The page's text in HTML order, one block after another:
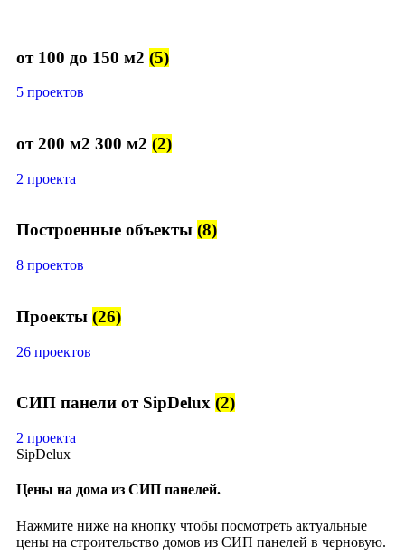
от 100 до 150 м2 (5)
5 проектов
от 200 м2 300 м2 (2)
2 проекта
Построенные объекты (8)
8 проектов
Проекты (26)
26 проектов
СИП панели от SipDelux (2)
2 проекта
SipDelux
Цены на дома из СИП панелей.
Нажмите ниже на кнопку чтобы посмотреть актуальные
цены на строительство домов из СИП панелей в черновую.